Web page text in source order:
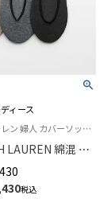
ディース
ポロ ラルフ ローレン 婦人 カバーソックス 2025SS
LAUREN 綿混 極
イプ かかと滑
トカバー レデ
365日最短翌日
税込